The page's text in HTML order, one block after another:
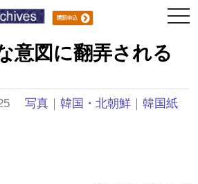
意図に翻弄される
25写真 ｜韓国・北朝鮮 ｜韓国紙